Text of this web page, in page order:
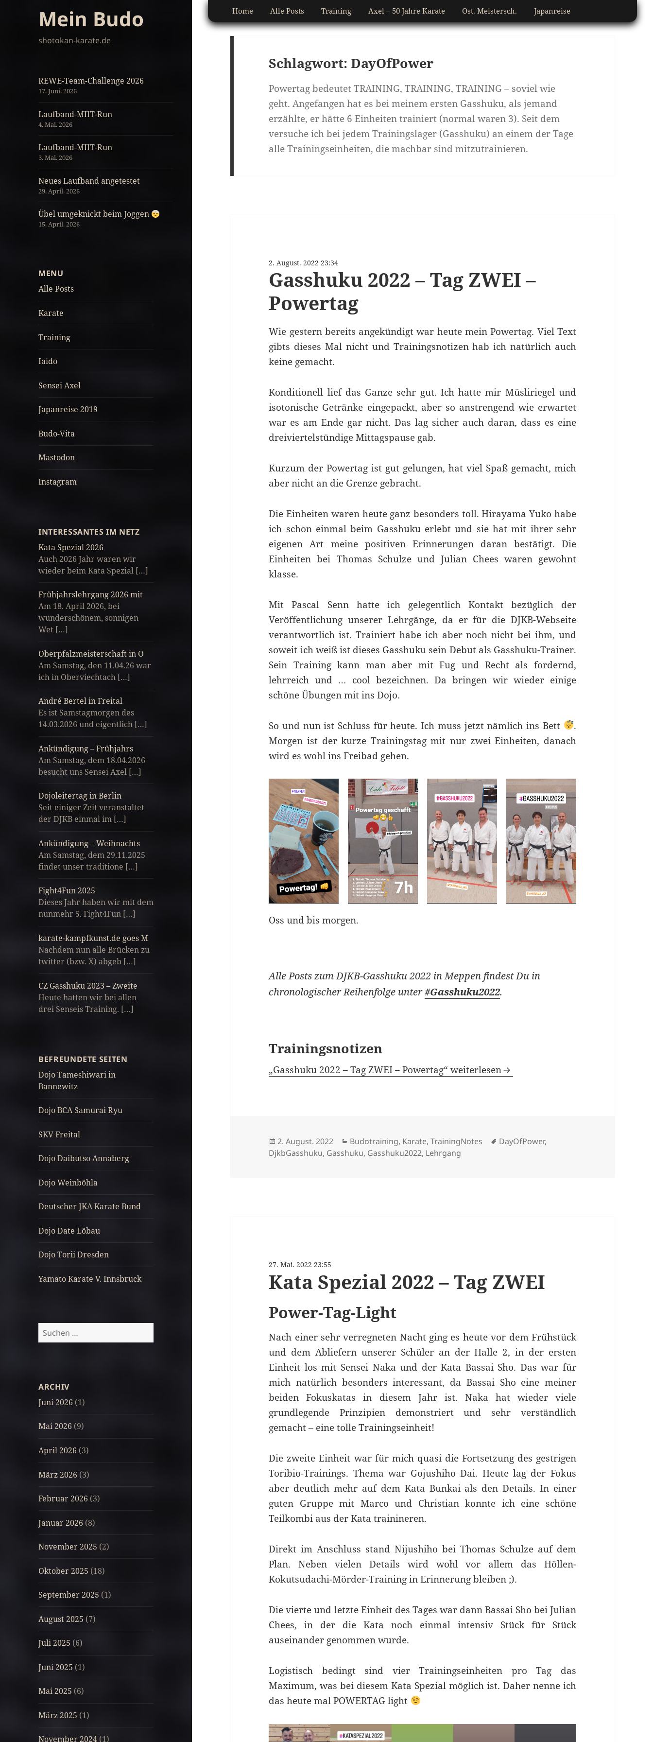
Mein Budo
shotokan-karate.de
REWE-Team-Challenge 2026
17. Juni. 2026
Laufband-MIIT-Run
4. Mai. 2026
Laufband-MIIT-Run
3. Mai. 2026
Neues Laufband angetestet
29. April. 2026
Übel umgeknickt beim Joggen
15. April. 2026
MENU
Alle Posts
Karate
Training
Iaido
Sensei Axel
Japanreise 2019
Budo-Vita
Mastodon
Instagram
INTERESSANTES IM NETZ
Kata Spezial 2026
Auch 2026 Jahr waren wir
wieder beim Kata Spezial […]
Frühjahrslehrgang 2026 mit
Am 18. April 2026, bei
wunderschönem, sonnigen
Wet […]
Oberpfalzmeisterschaft in O
Am Samstag, den 11.04.26 war
ich in Oberviechtach […]
André Bertel in Freital
Es ist Samstagmorgen des
14.03.2026 und eigentlich […]
Ankündigung – Frühjahrs
Am Samstag, dem 18.04.2026
besucht uns Sensei Axel […]
Dojoleitertag in Berlin
Seit einiger Zeit veranstaltet
der DJKB einmal im […]
Ankündigung – Weihnachts
Am Samstag, dem 29.11.2025
findet unser traditione […]
Fight4Fun 2025
Dieses Jahr haben wir mit dem
nunmehr 5. Fight4Fun […]
karate-kampfkunst.de goes M
Nachdem nun alle Brücken zu
twitter (bzw. X) abgeb […]
CZ Gasshuku 2023 – Zweite
Heute hatten wir bei allen
drei Senseis Training. […]
BEFREUNDETE SEITEN
Dojo Tameshiwari in
Bannewitz
Dojo BCA Samurai Ryu
SKV Freital
Dojo Daibutso Annaberg
Dojo Weinböhla
Deutscher JKA Karate Bund
Dojo Date Löbau
Dojo Torii Dresden
Yamato Karate V. Innsbruck
Suchen
nach:
ARCHIV
Juni 2026 (1)
Mai 2026 (9)
April 2026 (3)
März 2026 (3)
Februar 2026 (3)
Januar 2026 (8)
November 2025 (2)
Oktober 2025 (18)
September 2025 (1)
August 2025 (7)
Juli 2025 (6)
Juni 2025 (1)
Mai 2025 (6)
März 2025 (1)
November 2024 (1)
Home Alle Posts Training Axel – 50 Jahre Karate Ost. Meistersch. Japanreise
Schlagwort:DayOfPower
Powertag bedeutet TRAINING, TRAINING, TRAINING – soviel wie
geht. Angefangen hat es bei meinem ersten Gasshuku, als jemand
erzählte, er hätte 6 Einheiten trainiert (normal waren 3). Seit dem
versuche ich bei jedem Trainingslager (Gasshuku) an einem der Tage
alle Trainingseinheiten, die machbar sind mitzutrainieren.
2. August. 2022 23:34
Gasshuku 2022 – Tag ZWEI –
Powertag
Wie gestern bereits angekündigt war heute meinPowertag. Viel Text
gibts dieses Mal nicht und Trainingsnotizen hab ich natürlich auch
keine gemacht.
Konditionell lief das Ganze sehr gut. Ich hatte mir Müsliriegel und
isotonische Getränke eingepackt, aber so anstrengend wie erwartet
war es am Ende gar nicht. Das lag sicher auch daran, dass es eine
dreiviertelstündige Mittagspause gab.
Kurzum der Powertag ist gut gelungen, hat viel Spaß gemacht, mich
aber nicht an die Grenze gebracht.
Die Einheiten waren heute ganz besonders toll. Hirayama Yuko habe
ich schon einmal beim Gasshuku erlebt und sie hat mit ihrer sehr
eigenen Art meine positiven Erinnerungen daran bestätigt. Die
Einheiten bei Thomas Schulze und Julian Chees waren gewohnt
klasse.
Mit Pascal Senn hatte ich gelegentlich Kontakt bezüglich der
Veröffentlichung unserer Lehrgänge, da er für die DJKB-Webseite
verantwortlich ist. Trainiert habe ich aber noch nicht bei ihm, und
soweit ich weiß ist dieses Gasshuku sein Debut als Gasshuku-Trainer.
Sein Training kann man aber mit Fug und Recht als fordernd,
lehrreich und … cool bezeichnen. Da bringen wir wieder einige
schöne Übungen mit ins Dojo.
So und nun ist Schluss für heute. Ich muss jetzt nämlich ins Bett
.
Morgen ist der kurze Trainingstag mit nur zwei Einheiten, danach
wird es wohl ins Freibad gehen.
Oss und bis morgen.
Alle Posts zum DJKB-Gasshuku 2022 in Meppen findest Du in
chronologischer Reihenfolge unter#Gasshuku2022.
Trainingsnotizen
„Gasshuku 2022 – Tag ZWEI – Powertag“ weiterlesen
Veröffentlicht
am
2. August. 2022 Kategorien
Budotraining, Karate,TrainingNotes Schlagwörter
DayOfPower,
DjkbGasshuku, Gasshuku, Gasshuku2022, Lehrgang
27. Mai. 2022 23:55
Kata Spezial 2022 – Tag ZWEI
Power-Tag-Light
Nach einer sehr verregneten Nacht ging es heute vor dem Frühstück
und dem Abliefern unserer Schüler an der Halle 2, in der ersten
Einheit los mit Sensei Naka und der Kata Bassai Sho. Das war für
mich natürlich besonders interessant, da Bassai Sho eine meiner
beiden Fokuskatas in diesem Jahr ist. Naka hat wieder viele
grundlegende Prinzipien demonstriert und sehr verständlich
gemacht – eine tolle Trainingseinheit!
Die zweite Einheit war für mich quasi die Fortsetzung des gestrigen
Toribio-Trainings. Thema war Gojushiho Dai. Heute lag der Fokus
aber deutlich mehr auf dem Kata Bunkai als den Details. In einer
guten Gruppe mit Marco und Christian konnte ich eine schöne
Teilkombi aus der Kata trainineren.
Direkt im Anschluss stand Nijushiho bei Thomas Schulze auf dem
Plan. Neben vielen Details wird wohl vor allem das Höllen-
Kokutsudachi-Mörder-Training in Erinnerung bleiben ;).
Die vierte und letzte Einheit des Tages war dann Bassai Sho bei Julian
Chees, in der die Kata noch einmal intensiv Stück für Stück
auseinander genommen wurde.
Logistisch bedingt sind vier Trainingseinheiten pro Tag das
Maximum, was bei diesem Kata Spezial möglich ist. Daher nenne ich
das heute mal POWERTAG light